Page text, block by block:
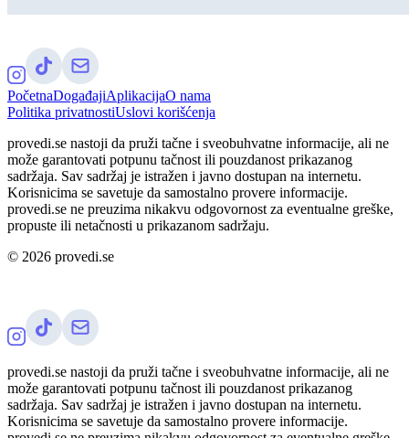
PočetnaDogađajiAplikacijaO nama
Politika privatnostiUslovi korišćenja
provedi.se nastoji da pruži tačne i sveobuhvatne informacije, ali ne
može garantovati potpunu tačnost ili pouzdanost prikazanog
sadržaja. Sav sadržaj je istražen i javno dostupan na internetu.
Korisnicima se savetuje da samostalno provere informacije.
provedi.se ne preuzima nikakvu odgovornost za eventualne greške,
propuste ili netačnosti u prikazanom sadržaju.
© 2026 provedi.se
provedi.se nastoji da pruži tačne i sveobuhvatne informacije, ali ne
može garantovati potpunu tačnost ili pouzdanost prikazanog
sadržaja. Sav sadržaj je istražen i javno dostupan na internetu.
Korisnicima se savetuje da samostalno provere informacije.